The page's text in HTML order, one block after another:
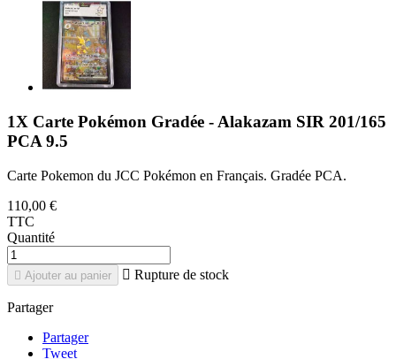
1X Carte Pokémon Gradée - Alakazam SIR 201/165
PCA 9.5
Carte Pokemon du JCC Pokémon en Français. Gradée PCA.
110,00 €
TTC
Quantité
 Ajouter au panier  Rupture de stock
Partager
Partager
Tweet